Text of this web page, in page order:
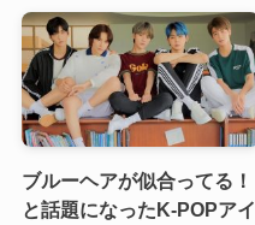
ブルーヘアが似合ってる！
と話題になったK-POPアイ